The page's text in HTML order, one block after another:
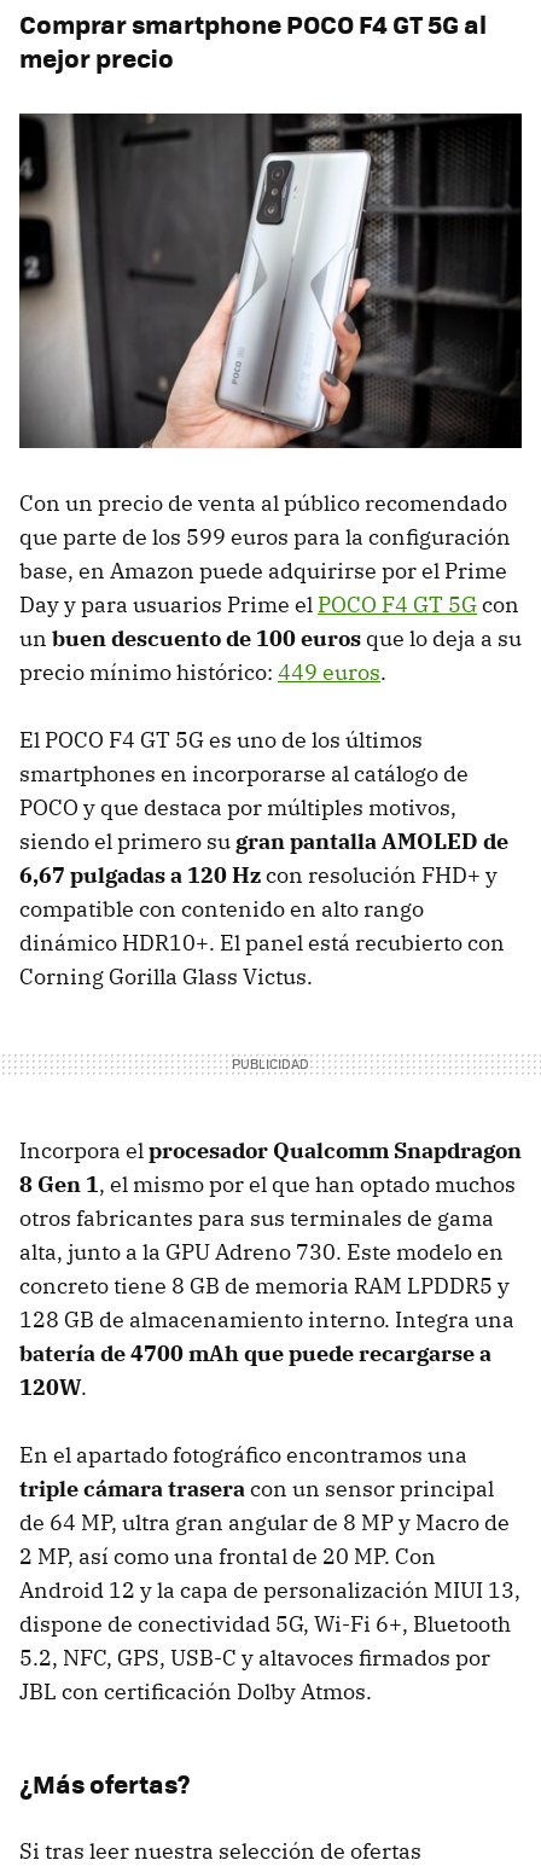
Comprar smartphone POCO F4 GT 5G al
mejor precio
Con un precio de venta al público recomendado
que parte de los 599 euros para la configuración
base, en Amazon puede adquirirse por el Prime
Day y para usuarios Prime el POCO F4 GT 5Gcon
un buen descuento de 100 euros que lo deja a su
precio mínimo histórico: 449 euros.
El POCO F4 GT 5G es uno de los últimos
smartphones en incorporarse al catálogo de
POCO y que destaca por múltiples motivos,
siendo el primero su gran pantalla AMOLED de
6,67 pulgadas a 120 Hzcon resolución FHD+ y
compatible con contenido en alto rango
dinámico HDR10+. El panel está recubierto con
Corning Gorilla Glass Victus.
Incorpora elprocesador Qualcomm Snapdragon
8 Gen 1, el mismo por el que han optado muchos
otros fabricantes para sus terminales de gama
alta, junto a la GPU Adreno 730. Este modelo en
concreto tiene 8 GB de memoria RAM LPDDR5 y
128 GB de almacenamiento interno. Integra una
batería de 4700 mAh que puede recargarse a
120W.
En el apartado fotográfico encontramos una
triple cámara traseracon un sensor principal
de 64 MP, ultra gran angular de 8 MP y Macro de
2 MP, así como una frontal de 20 MP. Con
Android 12 y la capa de personalización MIUI 13,
dispone de conectividad 5G, Wi-Fi 6+, Bluetooth
5.2, NFC, GPS, USB-C y altavoces firmados por
JBL con certificación Dolby Atmos.
¿Más ofertas?
Si tras leer nuestra selección de ofertas